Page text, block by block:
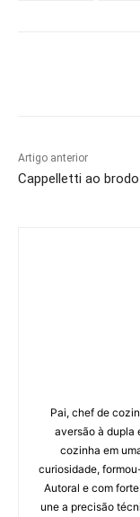
Artigo anterior
Cappelletti ao brodo
Pai, chef de
aversão à dupla
cozinha em
curiosidade,
Autoral e com
une a precisão